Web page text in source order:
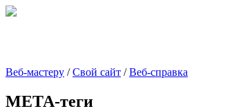
Веб-мастеру /Свой сайт /Веб-справка
МЕТА-теги